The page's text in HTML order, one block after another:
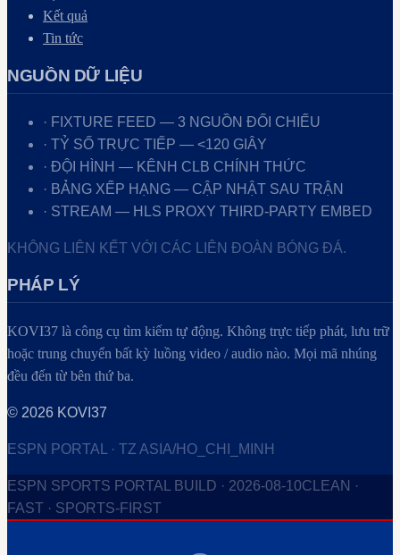
Kết quả
Tin tức
NGUỒN DỮ LIỆU
· FIXTURE FEED — 3 NGUỒN ĐỐI CHIẾU
· TỶ SỐ TRỰC TIẾP — <120 GIÂY
· ĐỘI HÌNH — KÊNH CLB CHÍNH THỨC
· BẢNG XẾP HẠNG — CẬP NHẬT SAU TRẬN
· STREAM — HLS PROXY THIRD-PARTY EMBED
KHÔNG LIÊN KẾT VỚI CÁC LIÊN ĐOÀN BÓNG ĐÁ.
PHÁP LÝ
KOVI37 là công cụ tìm kiếm tự động. Không trực tiếp phát, lưu trữ
hoặc trung chuyển bất kỳ luồng video / audio nào. Mọi mã nhúng
đều đến từ bên thứ ba.
© 2026 KOVI37
ESPN PORTAL · TZ ASIA/HO_CHI_MINH
ESPN SPORTS PORTAL BUILD · 2026-08-10CLEAN ·
FAST · SPORTS-FIRST